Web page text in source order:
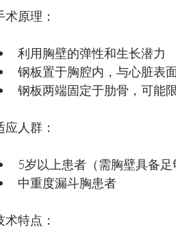
术原理：
利用胸壁的弹性和生长潜力
钢板置于胸腔内，与心脏表
钢板两端固定于肋骨，可能
应人群：
5岁以上患者（需胸壁具备足
中重度漏斗胸患者
术特点：